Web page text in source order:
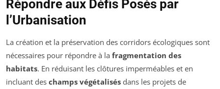
Répondre aux Défis Posés par
l’Urbanisation
La création et la préservation des corridors écologiques sont
nécessaires pour répondre à la fragmentation des
habitats. En réduisant les clôtures imperméables et en
incluant des champs végétalisés dans les projets de